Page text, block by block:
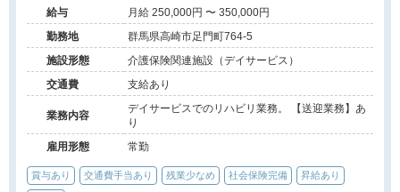
給与
月給 250,000円 〜 350,000円
勤務地
群馬県高崎市足門町764-5
施設形態
介護保険関連施設（デイサービス）
交通費
支給あり
業務内容
デイサービスでのリハビリ業務。 【送迎業務】あ
り
雇用形態
常勤
賞与あり 交通費手当あり 残業少なめ 社会保険完備 昇給あり